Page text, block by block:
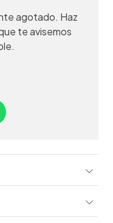
agotado. Haz
te avisemos